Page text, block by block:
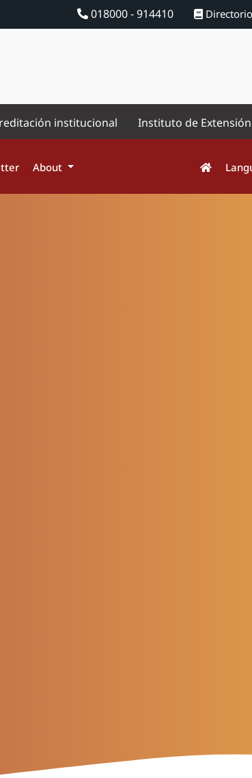
018000 - 914410 Directorio
institucional Instituto de Extensión
About